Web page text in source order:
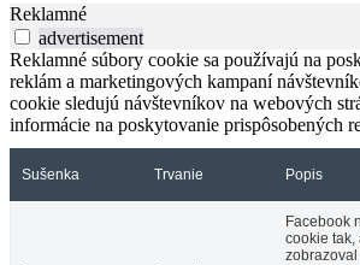
Reklamné
advertisement
Reklamné súbory cookie sa používajú na
reklám a marketingových kampaní
cookie sledujú návštevníkov na webových
informácie na poskytovanie prispôsobených
Sušenka Trvanie Popis
Facebook
cookie